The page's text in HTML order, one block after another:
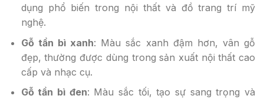
dụng phổ biến trong nội thất và đồ trang trí mỹ
nghệ.
Gỗ tần bì xanh: Màu sắc xanh đậm hơn, vân gỗ
đẹp, thường được dùng trong sản xuất nội thất cao
cấp và nhạc cụ.
Gỗ tần bì đen: Màu sắc tối, tạo sự sang trọng và